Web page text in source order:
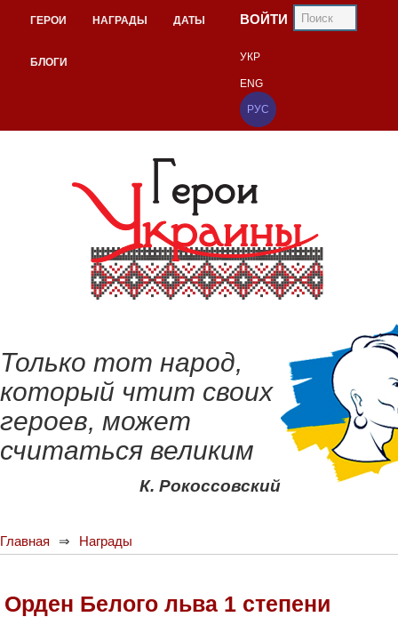
ГЕРОИ НАГРАДЫ ДАТЫ
БЛОГИ
ВОЙТИ
УКР
ENG
РУС
Только тот народ,
который чтит своих
героев, может
считаться великим
К. Рокоссовский
Главная Награды
Орден Белого льва 1 степени